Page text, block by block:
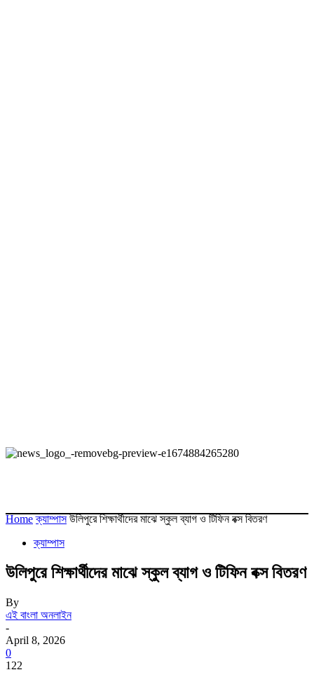
Home ক্যাম্পাস উলিপুরে শিক্ষার্থীদের মাঝে স্কুল ব্যাগ ও টিফিন বক্স বিতরণ
ক্যাম্পাস
উলিপুরে শিক্ষার্থীদের মাঝে স্কুল ব্যাগ ও টিফিন বক্স বিতরণ
By
এই বাংলা অনলাইন
-
April 8, 2026
0
122